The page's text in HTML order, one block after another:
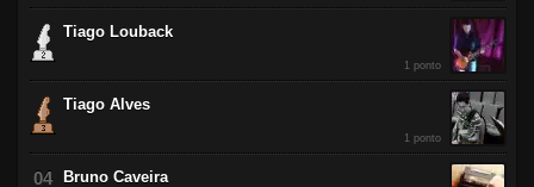
Tiago Louback
1 ponto
Tiago Alves
1 ponto
Bruno Caveira